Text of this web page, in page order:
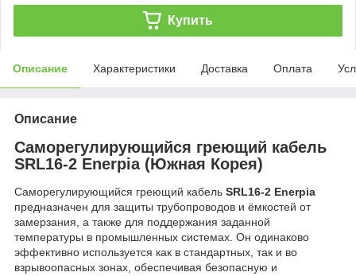
Купить
Описание Характеристики Доставка Оплата
Описание
Саморегулирующийся греющий кабель
SRL16-2 Enerpia (Южная Корея)
Саморегулирующийся греющий кабель SRL16-2 Enerpia
предназначен для защиты трубопроводов и ёмкостей от
замерзания, а также для поддержания заданной
температуры в промышленных системах. Он одинаково
эффективно используется как в стандартных, так и во
взрывоопасных зонах, обеспечивая безопасную и